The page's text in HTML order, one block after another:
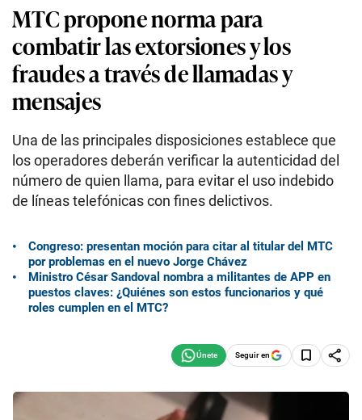
MTC propone norma para
combatir las extorsiones y los
fraudes a través de llamadas y
mensajes
Una de las principales disposiciones establece que
los operadores deberán verificar la autenticidad del
número de quien llama, para evitar el uso indebido
de líneas telefónicas con fines delictivos.
Congreso: presentan moción para citar al titular del MTC
por problemas en el nuevo Jorge Chávez
Ministro César Sandoval nombra a militantes de APP en
puestos claves: ¿Quiénes son estos funcionarios y qué
roles cumplen en el MTC?
Seguir en